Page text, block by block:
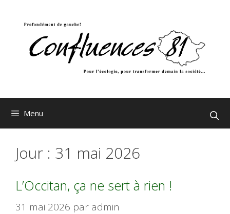
Menu
Jour : 31 mai 2026
L’Occitan, ça ne sert à rien !
31 mai 2026 par admin